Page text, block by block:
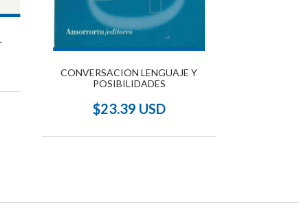
CONVERSACION LENGUAJE Y
POSIBILIDADES
$23.39 USD